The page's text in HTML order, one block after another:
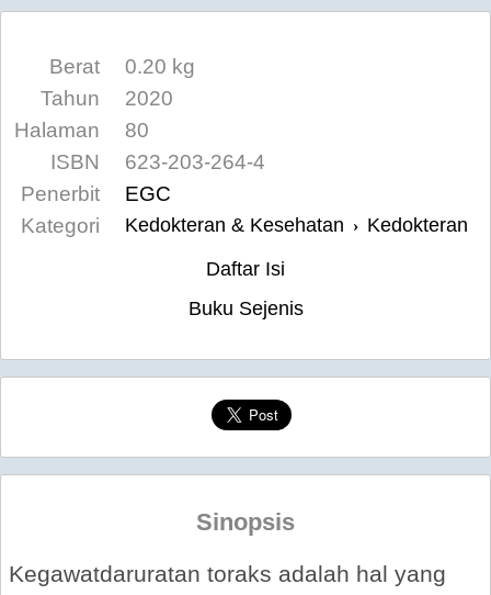
Berat
0.20 kg
Tahun
2020
Halaman
80
ISBN
623-203-264-4
Penerbit
EGC
Kategori
Kedokteran & Kesehatan › Kedokteran
Daftar Isi
Buku Sejenis
Sinopsis
Kegawatdaruratan toraks adalah hal yang